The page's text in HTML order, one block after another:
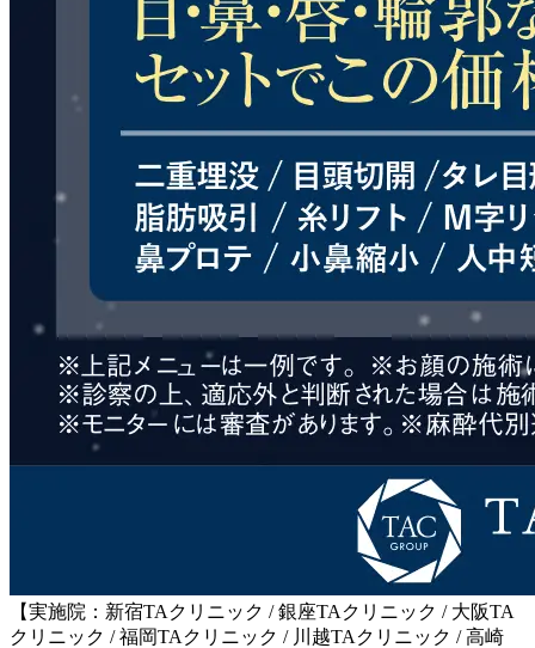
【実施院：新宿TAクリニック / 銀座TAクリニック / 大阪TA
クリニック / 福岡TAクリニック / 川越TAクリニック / 高崎